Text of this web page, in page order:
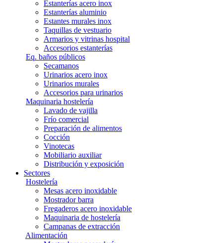
Estanterías acero inox
Estanterías aluminio
Estantes murales inox
Taquillas de vestuario
Armarios y vitrinas hospital
Accesorios estanterías
Eq. baños públicos
Secamanos
Urinarios acero inox
Urinarios murales
Accesorios para urinarios
Maquinaria hostelería
Lavado de vajilla
Frío comercial
Preparación de alimentos
Cocción
Vinotecas
Mobiliario auxiliar
Distribución y exposición
Sectores
Hostelería
Mesas acero inoxidable
Mostrador barra
Fregaderos acero inoxidable
Maquinaria de hostelería
Campanas de extracción
Alimentación